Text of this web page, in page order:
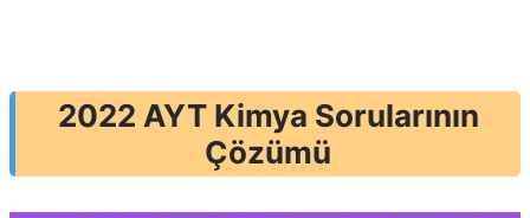
2022 AYT Kimya Sorularının
Çözümü